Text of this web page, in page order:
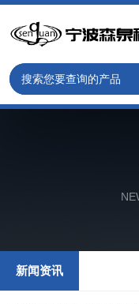
新闻资讯